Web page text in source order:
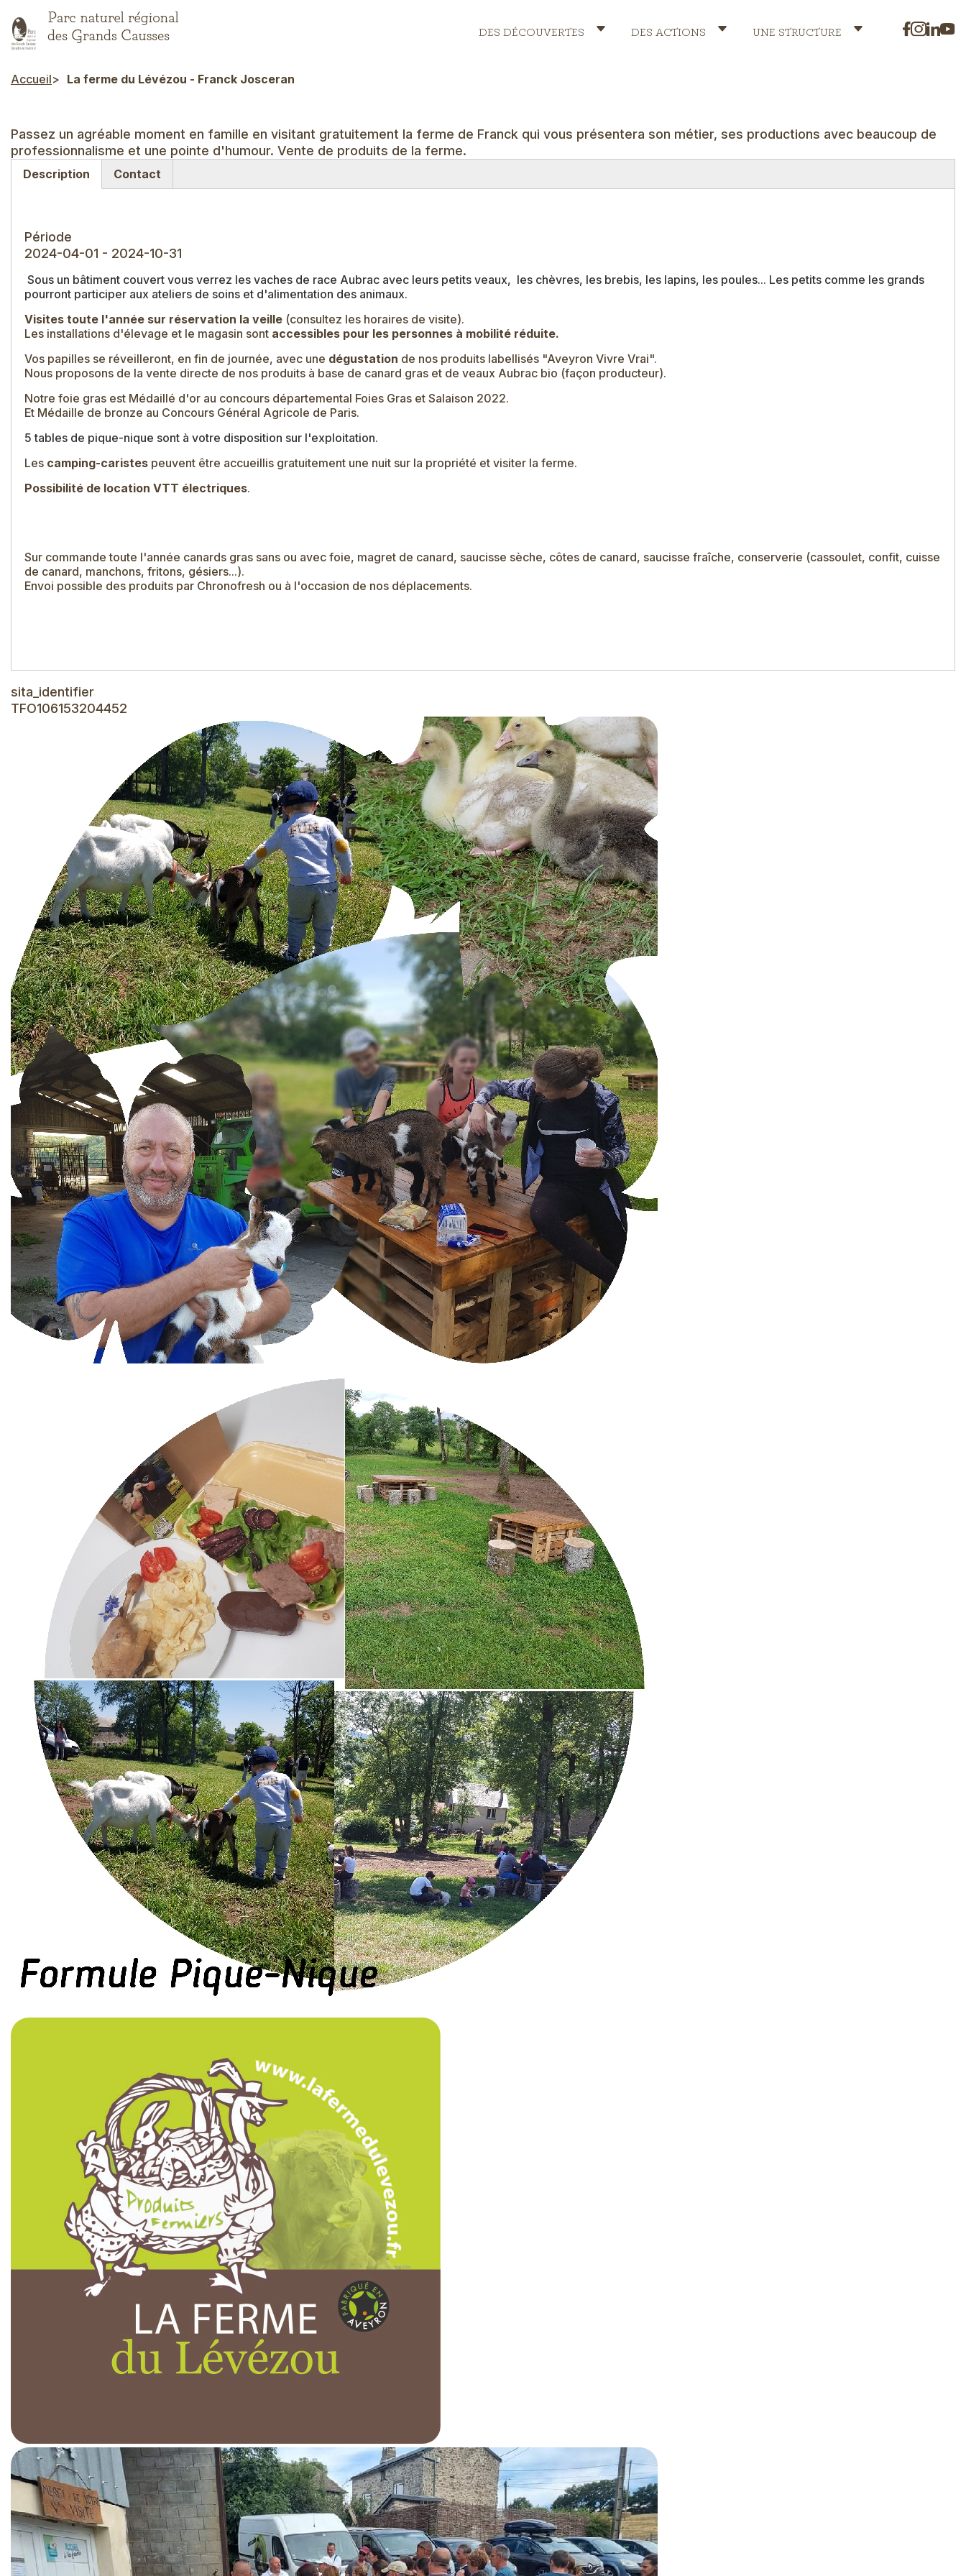
au
contenu
Header
DES DÉCOUVERTES DES ACTIONS UNE STRUCTURE
Fil d'Ariane
Accueil La ferme du Lévézou - Franck Josceran
Passez un agréable moment en famille en visitant gratuitement la ferme de Franck qui vous présentera son métier, ses productions avec beaucoup de
professionnalisme et une pointe d'humour. Vente de produits de la ferme.
Description
Contact
Période
2024-04-01 - 2024-10-31
Sous un bâtiment couvert vous verrez les vaches de race Aubrac avec leurs petits veaux, les chèvres, les brebis, les lapins, les poules... Les petits comme les grands
pourront participer aux ateliers de soins et d'alimentation des animaux.
Visites toute l'année sur réservation la veille (consultez les horaires de visite).
Les installations d'élevage et le magasin sont accessibles pour les personnes à mobilité réduite.
Vos papilles se réveilleront, en fin de journée, avec une dégustation de nos produits labellisés "Aveyron Vivre Vrai".
Nous proposons de la vente directe de nos produits à base de canard gras et de veaux Aubrac bio (façon producteur).
Notre foie gras est Médaillé d'or au concours départemental Foies Gras et Salaison 2022.
Et Médaille de bronze au Concours Général Agricole de Paris.
5 tables de pique-nique sont à votre disposition sur l'exploitation.
Les camping-caristes peuvent être accueillis gratuitement une nuit sur la propriété et visiter la ferme.
Possibilité de location VTT électriques.
Sur commande toute l'année canards gras sans ou avec foie, magret de canard, saucisse sèche, côtes de canard, saucisse fraîche, conserverie (cassoulet, confit, cuisse
de canard, manchons, fritons, gésiers...).
Envoi possible des produits par Chronofresh ou à l'occasion de nos déplacements.
sita_identifier
TFO106153204452